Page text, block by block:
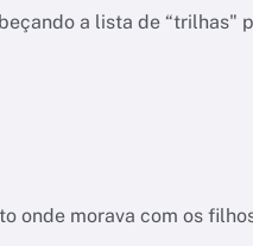
a lista de “trilhas"
onde morava com os